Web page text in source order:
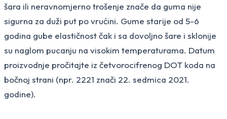
šara ili neravnomjerno trošenje znače da guma nije
sigurna za duži put po vrućini. Gume starije od 5-6
godina gube elastičnost čak i sa dovoljno šare i sklonije
su naglom pucanju na visokim temperaturama. Datum
proizvodnje pročitajte iz četvorocifrenog DOT koda na
bočnoj strani (npr. 2221 znači 22. sedmica 2021.
godine).